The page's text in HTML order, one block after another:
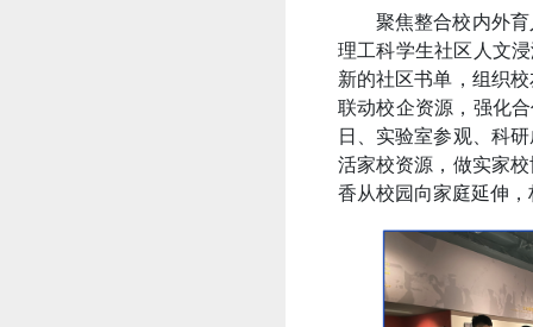
聚焦整合校内外
理工科学生社区人文
新的社区书单，组织
联动校企资源，强化
日、实验室参观、科
活家校资源，做实家
香从校园向家庭延伸